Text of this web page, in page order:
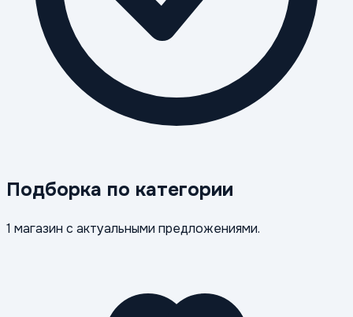
Подборка по категории
1 магазин с актуальными предложениями.